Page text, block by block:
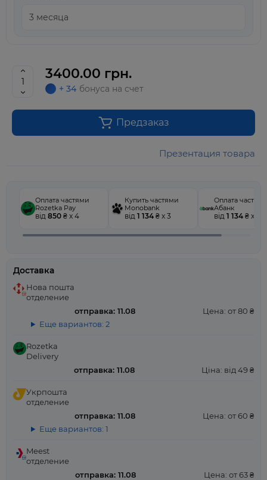
3400.00 грн.
+ 34 бонуса на счет
Предзаказ
Презентация товара
Оплата частями
Rozetka Pay
від 850 ₴ x 4
Купить частями
Monobank
від 1 134 ₴ x 3
Оплата
Абанк
від 1 134 ₴ x 3
Доставка
Нова пошта
отделение
отправка: 11.08
Цена: от 80 ₴
Еще вариантов: 2
Rozetka
Delivery
отправка: 11.08
Ціна: від 49 ₴
Укрпошта
отделение
отправка: 11.08
Цена: от 60 ₴
Еще вариантов: 1
Meest
отделение
отправка: 11.08
Цена: от 63 ₴